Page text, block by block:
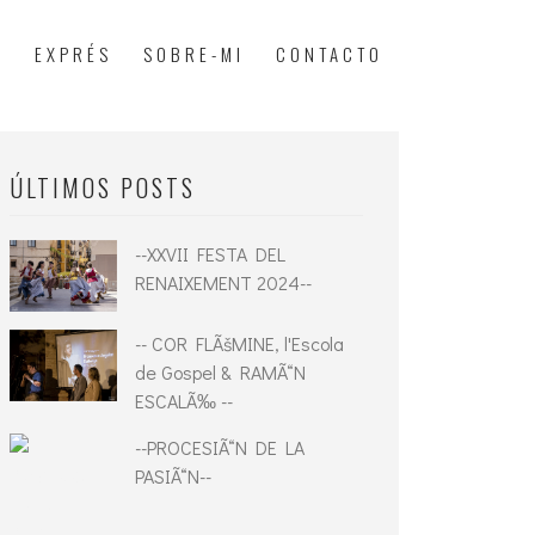
EXPRÉS SOBRE-MI CONTACTO
ÚLTIMOS POSTS
--XXVII FESTA DEL
RENAIXEMENT 2024--
-- COR FLÃšMINE, l'Escola
de Gospel & RAMÃ“N
ESCALÃ‰ --
--PROCESIÃ“N DE LA
PASIÃ“N--